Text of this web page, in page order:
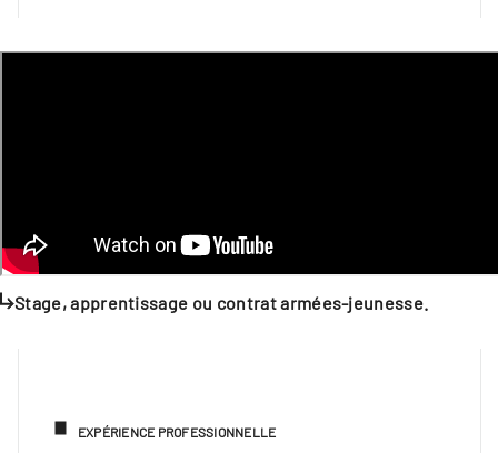
Stage, apprentissage ou contrat armées-jeunesse.
EXPÉRIENCE PROFESSIONNELLE